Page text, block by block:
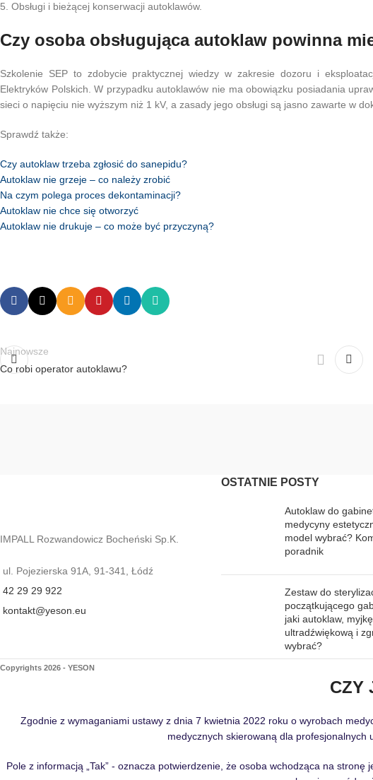
5. Obsługi i bieżącej konserwacji autoklawów.
Czy osoba obsługująca autoklaw powinna
Szkolenie SEP to zdobycie praktycznej wiedzy w zakresie dozoru i
Elektryków Polskich. W przypadku autoklawów nie ma obowiązku posiadania
sieci o napięciu nie wyższym niż 1 kV, a zasady jego obsługi są jasno zawarte w
Sprawdź także:
Czy autoklaw trzeba zgłosić do sanepidu?
Autoklaw nie grzeje – co należy zrobić
Na czym polega proces dekontaminacji?
Autoklaw nie chce się otworzyć
Autoklaw nie drukuje – co może być przyczyną?
Najnowsze
Co robi operator autoklawu?
IMPALL Rozwandowicz Bocheński Sp.K.
ul. Pojezierska 91A, 91-341, Łódź
42 29 29 922
kontakt@yeson.eu
OSTATNIE POSTY
Autoklaw do
medycyny
model wybrać?
poradnik
Zestaw do
początkującego
jaki autoklaw, myjkę
ultradźwiękową i
wybrać?
Copyrights 2026 - YESON
CZY
Zgodnie z wymaganiami ustawy z dnia 7 kwietnia 2022 roku o wyrobach
medycznych skierowaną dla profesjonalnych
Pole z informacją „Tak” - oznacza potwierdzenie, że osoba wchodząca na